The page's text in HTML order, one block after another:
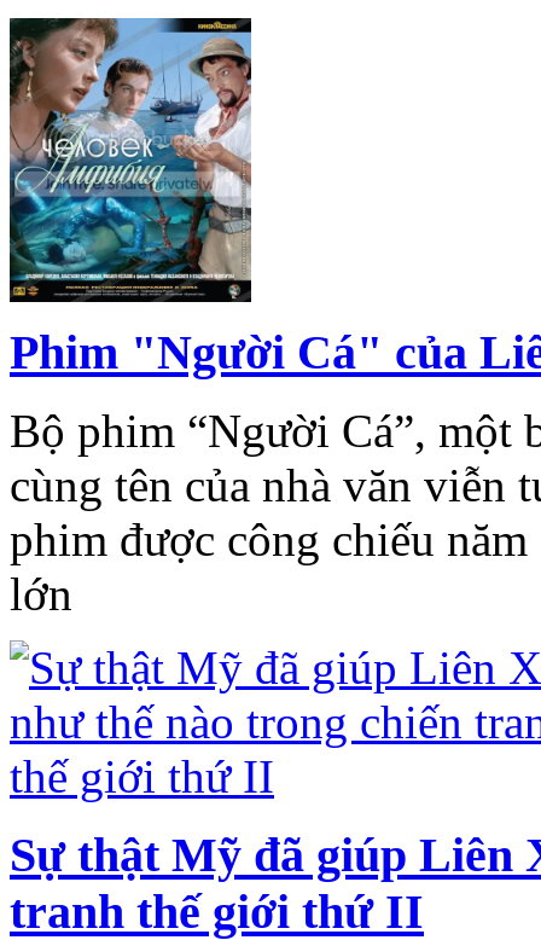
Phim "Người Cá" của
Bộ phim “Người Cá”, một
cùng tên của nhà văn viễn
phim được công chiếu
lớn
Sự thật Mỹ đã giúp Liên
tranh thế giới thứ II